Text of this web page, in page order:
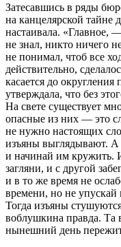
Затесавшись в ряды
на канцелярской тайне
настаивала. «Главное,
не знал, никто ничего
не понимал, чтоб все
действительно,
касается до
утверждала, что без
На свете существует
опасные из них — это
не нужно настоящих
изъяны выглядывают. А
и начинай им кружить.
загляни, и с другой
и в то же время не
времени, но не упускай
Тогда изъяны
воблушкина правда. Та
нынешний день